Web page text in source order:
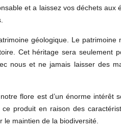
et a laissez vos déchets aux
géologique. Le patrimoine
Cet héritage sera seulement
nous et ne jamais laisser des
flore est d’un énorme intérêt
produit en raison des
le maintien de la biodiversité.